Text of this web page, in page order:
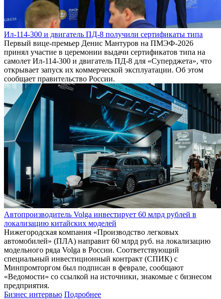
Ил-114-300 и двигатель ПД-8 получили сертификаты типа
Первый вице-премьер Денис Мантуров на ПМЭФ-2026
принял участие в церемонии выдачи сертификатов типа на
самолет Ил-114-300 и двигатель ПД-8 для «Суперджета», что
открывает запуск их коммерческой эксплуатации. Об этом
сообщает правительство России.
Автопроизводитель Volga инвестирует 60 млрд рублей в
локализацию китайских моделей
Нижегородская компания «Производство легковых
автомобилей» (ПЛА) направит 60 млрд руб. на локализацию
модельного ряда Volga в России. Соответствующий
специальный инвестиционный контракт (СПИК) с
Минпромторгом был подписан в феврале, сообщают
«Ведомости» со ссылкой на источники, знакомые с бизнесом
предприятия.
Бизнес интервью Подробнее